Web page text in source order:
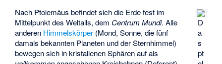
D
a
s
pt
Nach Ptolemäus befindet sich die Erde fest im
Mittelpunkt des Weltalls, dem Centrum Mundi. Alle
anderen Himmelskörper (Mond, Sonne, die fünf
damals bekannten Planeten und der Sternhimmel)
bewegen sich in kristallenen Sphären auf als